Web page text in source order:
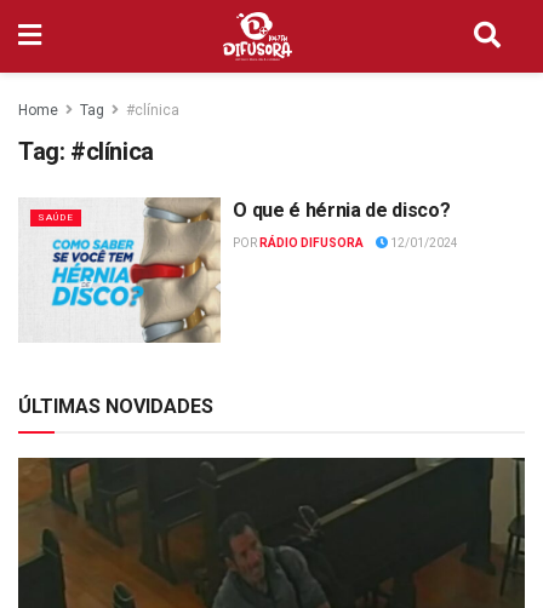
Home Tag #clínica
Tag: #clínica
SAÚDE O que é hérnia de disco?
POR RÁDIO DIFUSORA 12/01/2024
ÚLTIMAS NOVIDADES